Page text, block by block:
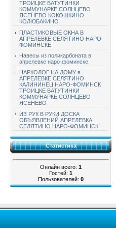
ТРОИЦКЕ ВАТУТИНКИ
КОММУНАРКЕ СОЛНЦЕВО
ЯСЕНЕВО КОКОШКИНО
КОЛЮБАКИНО
ПЛАСТИКОВЫЕ ОКНА В
АПРЕЛЕВКЕ СЕЛЯТИНО НАРО-
ФОМИНСКЕ
Навесы из поликарбоната в
апрелевке наро-фоминске
НАРКОЛОГ НА ДОМУ в
АПРЕЛЕВКЕ СЕЛЯТИНО
КАЛИНИНЕЦ НАРО-ФОМИНСК
ТРОИЦКЕ ВАТУТИНКИ
КОММУНАРКЕ СОЛНЦЕВО
ЯСЕНЕВО
ИЗ РУК В РУКИ ДОСКА
ОБЪЯВЛЕНИЙ АПРЕЛЕВКА
СЕЛЯТИНО НАРО-ФОМИНСК
Статистика
Онлайн всего: 1
Гостей: 1
Пользователей: 0